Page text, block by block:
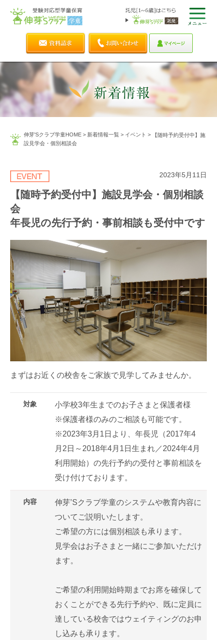
伸芽'Sクラブ学童HOME> 新着情報一覧> イベント >
【随時予約受付中】施
設見学会・個別相談会
2023年5月11日
【随時予約受付中】施設見学会・個別相談
会
年長児の先行予約・事前相談も受付中です
まずはお近くの校舎をご家族で見学してみませんか。
対象
小学校3年生までのお子さまと保護者様
※保護者様のみのご相談も可能です。
※2023年3月1日より、年長児（2017年4
月2日～2018年4月1日生まれ／2024年4月
利用開始）の先行予約の受付と事前相談を
受け付けております。
内容
伸芽’Sクラブ学童のシステムや教育内容に
ついてご説明いたします。
ご希望の方には個別相談も承ります。
見学会はお子さまと一緒にご参加いただけ
ます。
ご希望の利用開始時期までお席を確保して
おくことができる先行予約や、既に定員に
達している校舎ではウェイティングのお申
し込みも承ります。